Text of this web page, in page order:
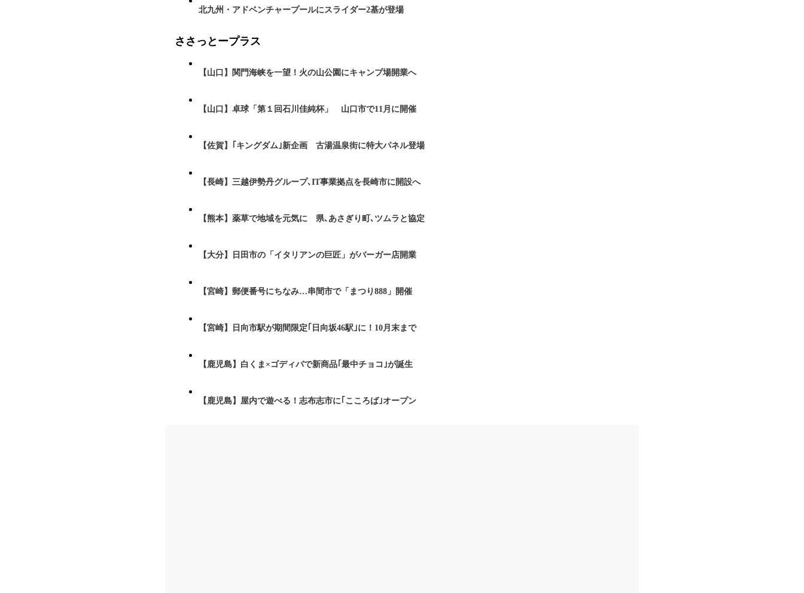
北九州・アドベンチャープールにスライダー2基が登場
ささっとープラス
【山口】関門海峡を一望！火の山公園にキャンプ場開業へ
【山口】卓球「第１回石川佳純杯」 山口市で11月に開催
【佐賀】｢キングダム｣新企画 古湯温泉街に特大パネル登場
【長崎】三越伊勢丹グループ､IT事業拠点を長崎市に開設へ
【熊本】薬草で地域を元気に 県､あさぎり町､ツムラと協定
【大分】日田市の「イタリアンの巨匠」がバーガー店開業
【宮崎】郵便番号にちなみ…串間市で「まつり888」開催
【宮崎】日向市駅が期間限定｢日向坂46駅｣に！10月末まで
【鹿児島】白くま×ゴディバで新商品｢最中チョコ｣が誕生
【鹿児島】屋内で遊べる！志布志市に｢こころば｣オープン